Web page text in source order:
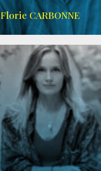
Imdb
Florie CARBONNE